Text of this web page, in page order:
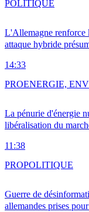
L'Allemagne renforce
attaque hybride
14:33
POLITIQUE
La pénurie d'énergie
libéralisation du
11:38
PROENERGIE,
Guerre de
allemandes prises
PROPOLITIQUE